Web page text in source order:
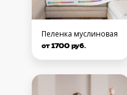
Пеленка муслиновая
от 1700 руб.